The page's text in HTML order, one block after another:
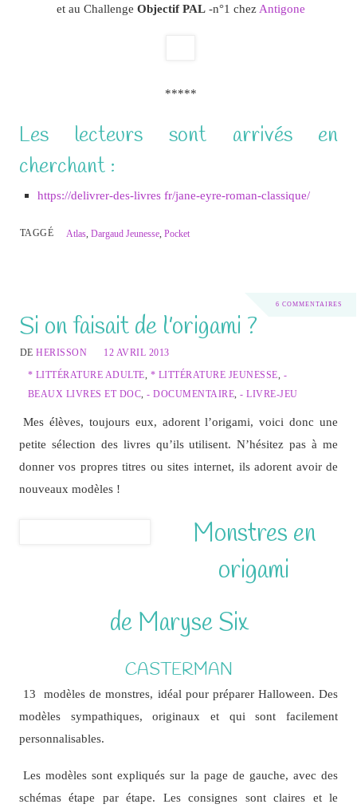
et au Challenge Objectif PAL-n°1 chez Antigone
*****
Les lecteurs sont arrivés en
cherchant :
https://delivrer-des-livres fr/jane-eyre-roman-classique/
TAGGÉ Atlas,Dargaud Jeunesse,Pocket
6 COMMENTAIRES
Si on faisait de l’origami ?
DEHERISSON
12 AVRIL 2013
* LITTÉRATURE ADULTE, * LITTÉRATURE JEUNESSE, -
BEAUX LIVRES ET DOC,- DOCUMENTAIRE,- LIVRE-JEU
Mes élèves, toujours eux, adorent l’origami, voici donc une
petite sélection des livres qu’ils utilisent. N’hésitez pas à me
donner vos propres titres ou sites internet, ils adorent avoir de
nouveaux modèles !
Monstres en
origami
de Maryse Six
CASTERMAN
13 modèles de monstres, idéal pour préparer Halloween. Des
modèles sympathiques, originaux et qui sont facilement
personnalisables.
Les modèles sont expliqués sur la page de gauche, avec des
schémas étape par étape. Les consignes sont claires et le